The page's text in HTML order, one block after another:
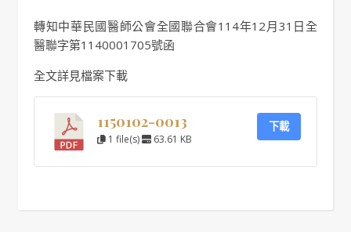
轉知中華民國醫師公會全國聯合會114年12月31日全
醫聯字第1140001705號函
全文詳見檔案下載
1150102-0013
1 file(s) 63.61 KB
下載